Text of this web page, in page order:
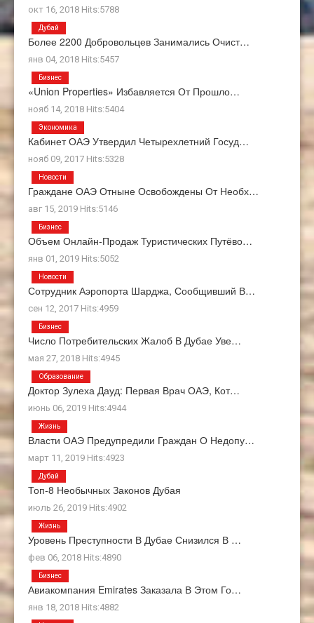
окт 16, 2018 Hits:5788
Более 2200 Добровольцев Занимались Очист…
янв 04, 2018 Hits:5457
Дубай
«Union Properties» Избавляется От Прошло…
нояб 14, 2018 Hits:5404
Бизнес
Кабинет ОАЭ Утвердил Четырехлетний Госуд…
нояб 09, 2017 Hits:5328
Экономика
Граждане ОАЭ Отныне Освобождены От Необх…
авг 15, 2019 Hits:5146
Новости
Объем Онлайн-Продаж Туристических Путёво…
янв 01, 2019 Hits:5052
Бизнес
Сотрудник Аэропорта Шарджа, Сообщивший В…
сен 12, 2017 Hits:4959
Новости
Число Потребительских Жалоб В Дубае Уве…
мая 27, 2018 Hits:4945
Бизнес
Доктор Зулеха Дауд: Первая Врач ОАЭ, Кот…
июнь 06, 2019 Hits:4944
Образование
Власти ОАЭ Предупредили Граждан О Недопу…
март 11, 2019 Hits:4923
Жизнь
Топ-8 Необычных Законов Дубая
июль 26, 2019 Hits:4902
Дубай
Уровень Преступности В Дубае Снизился В …
фев 06, 2018 Hits:4890
Жизнь
Авиакомпания Emirates Заказала В Этом Го…
янв 18, 2018 Hits:4882
Бизнес